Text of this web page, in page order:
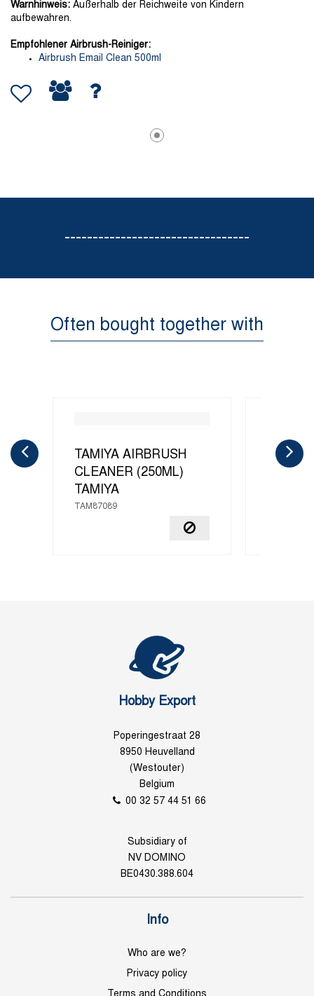
Warnhinweis: Außerhalb der Reichweite von Kindern
aufbewahren.
Empfohlener Airbrush-Reiniger:
Airbrush Email Clean 500ml
---------------------------------
Often bought together with
TAMIYA AIRBRUSH
CLEANER (250ML)
TAMIYA
TAM87089
X-20A
Hobby Export
Poperingestraat 28
8950 Heuvelland
(Westouter)
Belgium
00 32 57 44 51 66
Subsidiary of
NV DOMINO
BE0430.388.604
Info
Who are we?
Privacy policy